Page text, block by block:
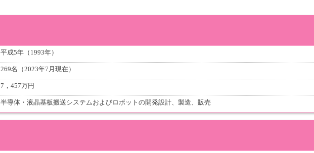
平成5年（1993年）
269名（2023年7月現在）
7，457万円
半導体・液晶基板搬送システムおよびロボットの開発設計、製造、販売